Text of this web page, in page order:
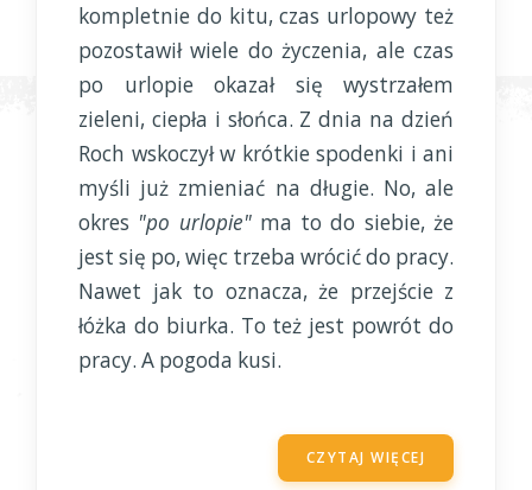
kompletnie do kitu, czas urlopowy też
pozostawił wiele do życzenia, ale czas
po urlopie okazał się wystrzałem
zieleni, ciepła i słońca. Z dnia na dzień
Roch wskoczył w krótkie spodenki i ani
myśli już zmieniać na długie. No, ale
okres "po urlopie"ma to do siebie, że
jest się po, więc trzeba wrócić do pracy.
Nawet jak to oznacza, że przejście z
łóżka do biurka. To też jest powrót do
pracy. A pogoda kusi.
CZYTAJ WIĘCEJ